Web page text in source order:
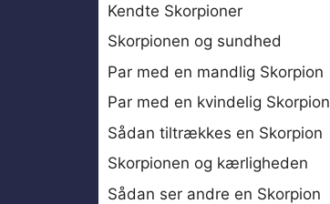
Kendte Skorpioner
Skorpionen og sundhed
Par med en mandlig Skorpion
Par med en kvindelig Skorpion
Sådan tiltrækkes en Skorpion
Skorpionen og kærligheden
Sådan ser andre en Skorpion